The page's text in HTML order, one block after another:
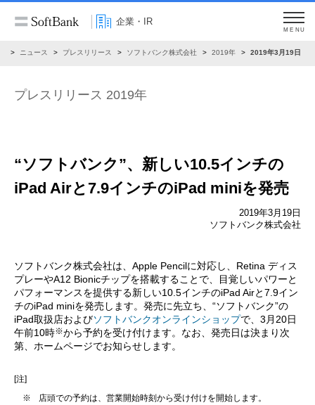
企業・IR
MENU
ニュース プレスリリース ソフトバンク株式会社 2019年 2019年3月19日
プレスリリース 2019年
“ソフトバンク”、新しい10.5インチの
iPad Airと 7.9インチのiPad miniを発売
2019年3月19日
ソフトバンク株式会社
ソフトバンク株式会社は、Apple Pencilに対応し、Retina ディス
プレーやA12 Bionicチップを搭載することで、目覚しいパワーと
パフォーマンスを提供する新しい10.5インチのiPad Airと7.9イン
チのiPad miniを発売します。発売に先立ち、“ソフトバンク”の
iPad取扱店およびソフトバンクオンラインショップで、3月20日
午前10時※から予約を受け付けます。なお、発売日は決まり次
第、ホームページでお知らせします。
[注]
※
店頭での予約は、営業開始時刻から受け付けを開始します。